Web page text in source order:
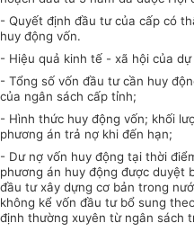
- Quyết định đầu tư của cấp có
huy động vốn.
- Hiệu quả kinh tế - xã hội của dự
- Tổng số vốn đầu tư cần huy
của ngân sách cấp tỉnh;
- Hình thức huy động vốn; khối
phương án trả nợ khi đến hạn;
- Dư nợ vốn huy động tại thời
phương án huy động được duyệt
đầu tư xây dựng cơ bản trong
không kể vốn đầu tư bổ sung
định thường xuyên từ ngân sách